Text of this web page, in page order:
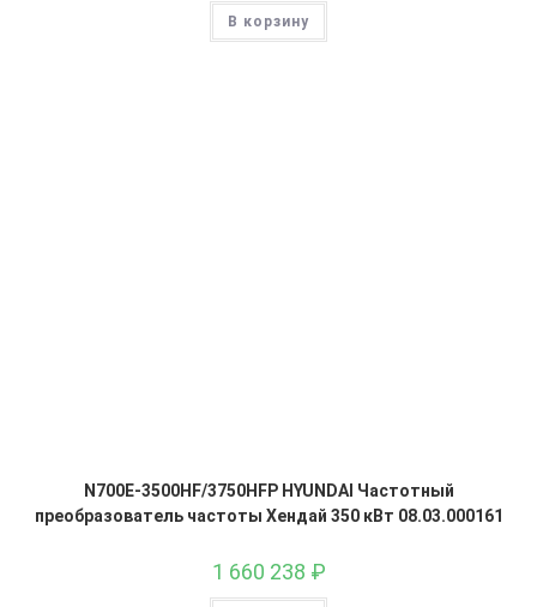
В корзину
N700E-3500HF/3750HFP HYUNDAI Частотный
преобразователь частоты Хендай 350 кВт 08.03.000161
1 660 238 ₽